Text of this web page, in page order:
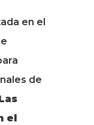
en el
de
el